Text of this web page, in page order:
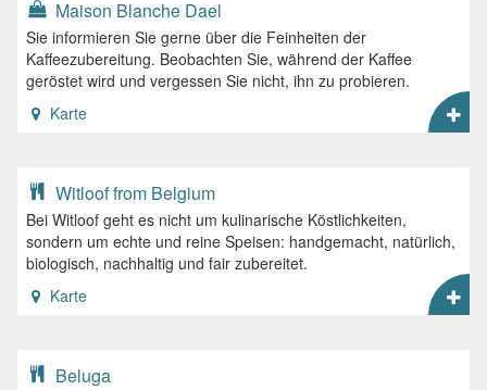
Maison Blanche Dael
Sie informieren Sie gerne über die Feinheiten der
Kaffeezubereitung. Beobachten Sie, während der Kaffee
geröstet wird und vergessen Sie nicht, ihn zu probieren.
Karte
Witloof from Belgium
Bei Witloof geht es nicht um kulinarische Köstlichkeiten,
sondern um echte und reine Speisen: handgemacht, natürlich,
biologisch, nachhaltig und fair zubereitet.
Karte
Beluga